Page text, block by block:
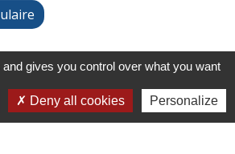
gives you control over what you want
Deny all cookies Personalize